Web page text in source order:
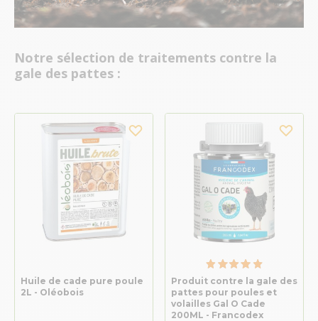
Notre sélection de traitements contre la
gale des pattes :
Huile de cade pure poule
2L - Oléobois
Produit contre la gale des
pattes pour poules et
volailles Gal O Cade
200ML - Francodex